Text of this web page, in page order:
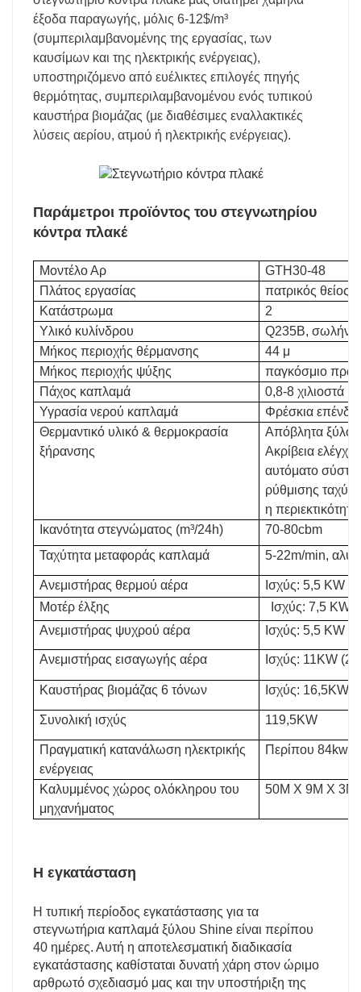
έξοδα παραγωγής, μόλις 6-12$/m³
(συμπεριλαμβανομένης της εργασίας, των
καυσίμων και της ηλεκτρικής ενέργειας),
υποστηριζόμενο από ευέλικτες επιλογές πηγής
θερμότητας, συμπεριλαμβανομένου ενός τυπικού
καυστήρα βιομάζας (με διαθέσιμες εναλλακτικές
λύσεις αερίου, ατμού ή ηλεκτρικής ενέργειας).
Παράμετροι προϊόντος του στεγνωτηρίου
κόντρα πλακέ
Μοντέλο Αρ
GTH30-48
Πλάτος εργασίας
πατρικός θείος
Κατάστρωμα
2
Υλικό κυλίνδρου
Q235B,
Μήκος περιοχής θέρμανσης
44 μ
Μήκος περιοχής ψύξης
παγκόσμιο
Πάχος καπλαμά
0,8-8 χιλιοστά
Υγρασία νερού καπλαμά
Φρέσκια
Θερμαντικό υλικό & θερμοκρασία
ξήρανσης
Απόβλητα
Ακρίβεια
αυτόματο
ρύθμισης
η
Ικανότητα στεγνώματος (m³/24h)
70-80cbm
Ταχύτητα μεταφοράς καπλαμά
5-22m/min,
Ανεμιστήρας θερμού αέρα
Ισχύς: 5,5 KW
Μοτέρ έλξης
Ισχύς: 7,5 KW,
Ανεμιστήρας ψυχρού αέρα
Ισχύς: 5,5 KW (1
Ανεμιστήρας εισαγωγής αέρα Ισχύς: 11KW (2
Καυστήρας βιομάζας 6 τόνων Ισχύς: 16,5KW
Συνολική ισχύς 119,5KW
Πραγματική κατανάλωση ηλεκτρικής
ενέργειας
Περίπου 84kwh
Καλυμμένος χώρος ολόκληρου του
μηχανήματος
50M X 9M X 3M
Η εγκατάσταση
Η τυπική περίοδος εγκατάστασης για τα
στεγνωτήρια καπλαμά ξύλου Shine είναι περίπου
40 ημέρες. Αυτή η αποτελεσματική διαδικασία
εγκατάστασης καθίσταται δυνατή χάρη στον ώριμο
αρθρωτό σχεδιασμό μας και την υποστήριξη της